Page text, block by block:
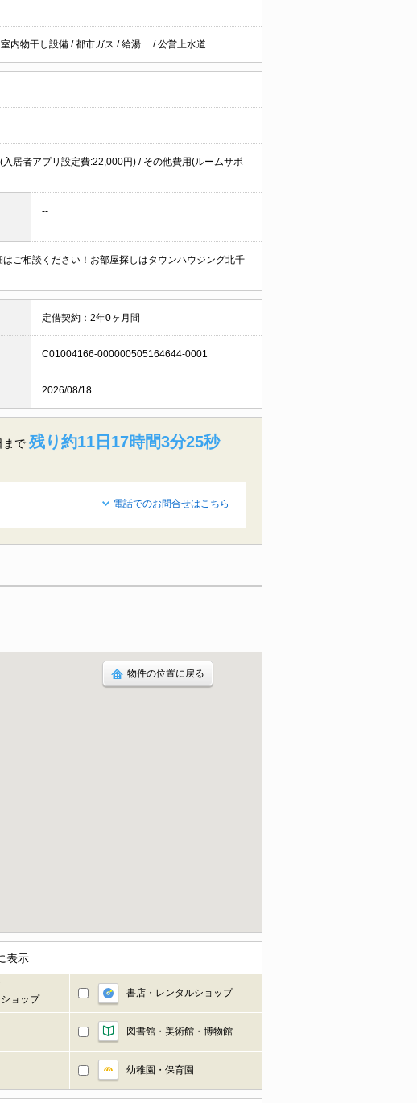
室内物干し設備 /都市ガス /給湯 /公営上水道
居者アプリ設定費:22,000円) / その他費用(ルームサポ
--
ご相談ください！お部屋探しはタウンハウジング北千
定借契約：2年0ヶ月間
C01004166-000000505164644-0001
2026/08/18
まで 残り約11日17時間3分24秒
電話でのお問合せはこちら
物件の位置に戻る
表示
ョップ
書店・レンタルショップ
図書館・美術館・博物館
幼稚園・保育園